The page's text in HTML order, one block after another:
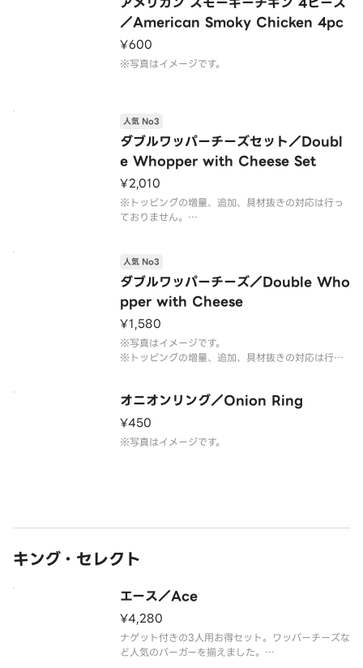
／American Smoky Chicken 4pc
¥600
※写真はイメージです。
ダブルワッパーチーズセット／Doubl
e Whopper with Cheese Set
人気 No3
¥2,010
※トッピングの増量、追加、具材抜きの対応は行っ
ておりません。
ざいます。なお、商品の破損を防ぐため、フィルム
には空気穴がございます。
※写真はイメージです。
ダブルワッパーチーズ／Double Who
pper with Cheese
人気 No3
¥1,580
※写真はイメージです。
※トッピングの増量、追加、具材抜きの対応は行っ
オニオンリング／Onion Ring
¥450
※写真はイメージです。
キング・セレクト
エース／Ace
¥4,280
ナゲット付きの3人用お得セット。ワッパーチーズな
ど人気のバーガーを揃えました。